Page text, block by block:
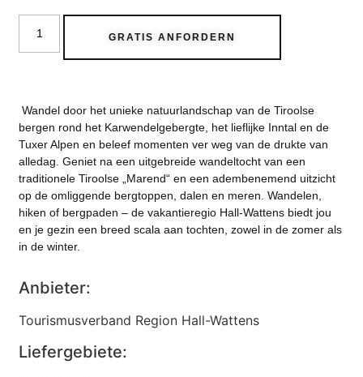
GRATIS ANFORDERN
Wandel door het unieke natuurlandschap van de Tiroolse
bergen rond het Karwendelgebergte, het lieflijke Inntal en de
Tuxer Alpen en beleef momenten ver weg van de drukte van
alledag. Geniet na een uitgebreide wandeltocht van een
traditionele Tiroolse „Marend“ en een adembenemend uitzicht
op de omliggende bergtoppen, dalen en meren. Wandelen,
hiken of bergpaden – de vakantieregio Hall-Wattens biedt jou
en je gezin een breed scala aan tochten, zowel in de zomer als
in de winter.
Anbieter:
Tourismusverband Region Hall-Wattens
Liefergebiete: